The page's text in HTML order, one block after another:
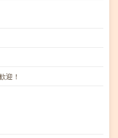
迎！